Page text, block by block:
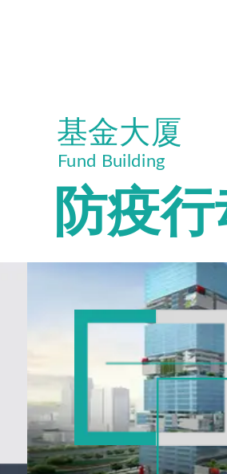
基金大厦
Fund Building
防疫